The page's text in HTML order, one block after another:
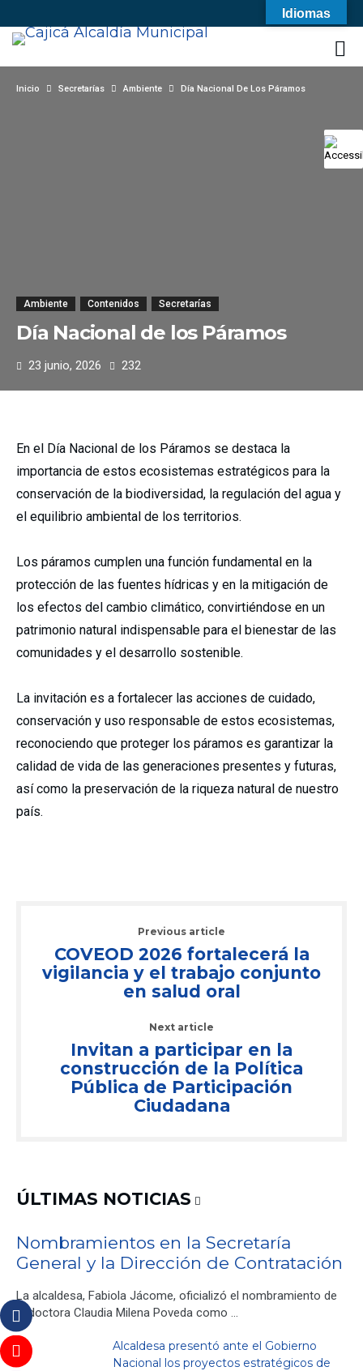
Inicio Secretarías Ambiente Día Nacional De Los Páramos
Ambiente Contenidos Secretarías
Día Nacional de los Páramos
23 junio, 2026 232
En el Día Nacional de los Páramos se destaca la
importancia de estos ecosistemas estratégicos para la
conservación de la biodiversidad, la regulación del agua y
el equilibrio ambiental de los territorios.
Los páramos cumplen una función fundamental en la
protección de las fuentes hídricas y en la mitigación de
los efectos del cambio climático, convirtiéndose en un
patrimonio natural indispensable para el bienestar de las
comunidades y el desarrollo sostenible.
La invitación es a fortalecer las acciones de cuidado,
conservación y uso responsable de estos ecosistemas,
reconociendo que proteger los páramos es garantizar la
calidad de vida de las generaciones presentes y futuras,
así como la preservación de la riqueza natural de nuestro
país.
Previous article
COVEOD 2026 fortalecerá la
vigilancia y el trabajo conjunto
en salud oral
Next article
Invitan a participar en la
construcción de la Política
Pública de Participación
Ciudadana
ÚLTIMAS NOTICIAS
Nombramientos en la Secretaría
General y la Dirección de Contratación
La alcaldesa, Fabiola Jácome, oficializó el nombramiento de
la doctora Claudia Milena Poveda como …
Alcaldesa presentó ante el Gobierno
Nacional los proyectos estratégicos de
Idiomas